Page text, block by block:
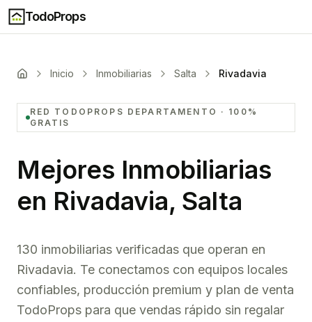
TodoProps
Inicio Inmobiliarias Salta Rivadavia
RED TODOPROPS DEPARTAMENTO · 100%
GRATIS
Mejores Inmobiliarias
en Rivadavia, Salta
130 inmobiliarias verificadas que operan en
Rivadavia. Te conectamos con equipos locales
confiables, producción premium y plan de venta
TodoProps para que vendas rápido sin regalar